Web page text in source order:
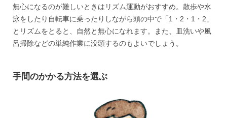
無心になるのが難しいときはリズム運動がおすすめ。散歩や水
泳をしたり自転車に乗ったりしながら頭の中で「1・2・1・2」
とリズムをとると、自然と無心になれます。また、皿洗いや風
呂掃除などの単純作業に没頭するのもよいでしょう。
手間のかかる方法を選ぶ